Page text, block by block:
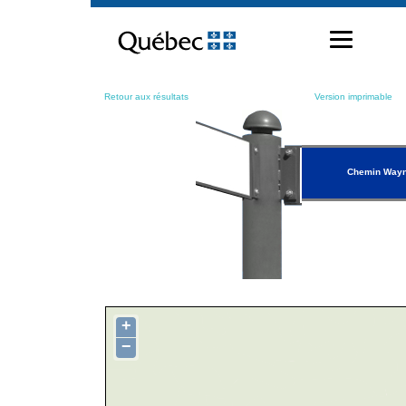
contenu
Retour aux résultats Version imprimable
Chemin
+
−